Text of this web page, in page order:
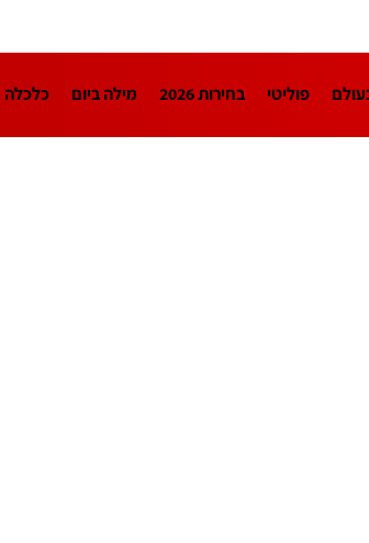
פוליטי בחירות 2026 מילה ביום כלכלה